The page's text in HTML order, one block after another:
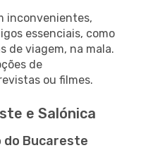
inconvenientes,
essenciais, como
de viagem, na mala.
de
ou filmes.
e Salónica
Bucareste